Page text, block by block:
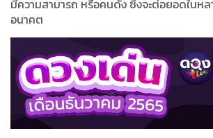
มีความสามารถ หรือคนดัง ซึ่งจะต่อยอดในหล
อนาคต